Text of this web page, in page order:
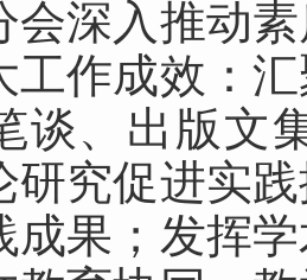
会深入推动
工作成效：
谈、出版文
研究促进实
成果；发挥